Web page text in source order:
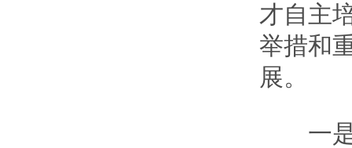
才自主
举措和
展。
一是